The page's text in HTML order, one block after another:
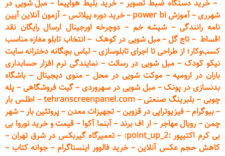
–خرید دستگاه ضبط تصویر–خرید بلیط هواپیما –مبل شویی در
شهرری–آموزش power bi –خرید دورهپیلاتس–آزمون آنلاین آیین
نامه رانندگی– شیشه خم – دوچرخه اورجینال ارسال رایگان نقد
اقساط – تاج گل–مبل شویی در کوهک–انتخاب تابلو مغازه مناسب
کسب‌وکار؛ از طراحی تا اجرای تابلوسازی– لباس بچگانه دخترانه سایت
نیکو کودک – مبل شویی در رسالت – نمایندگی نرم افزار حسابداری
باران در ارومیه–موکت شویی در محل–منوی دیجیتال – باشگاه
بدنسازی در پونک–مبل شویی در سهروردی–گیت فروشگاهی – پله
چوبی – بلبرینگ صنعتی–
tehranscreenpanel.com
–اطلس بار
–بیوگرام–فیزیوتراپی در قزوین– تجهیزات معدن–پروتئین بار–شهر
چمن– رویال مهاجر –ار اف برند –آبنما آکوا – قیمت و خرید نوروا بی
بی کرم اکتیپور :point_up_2:
– تعمیرگاه گیربکس در شرق تهران–
کاهش حجم عکس آنلاین–خرید فالوور اینستاگرام–جوانه کتاب –